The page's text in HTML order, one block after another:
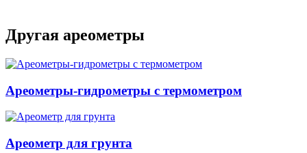
Другая ареометры
Ареометры-гидрометры с термометром
Ареометр для грунта